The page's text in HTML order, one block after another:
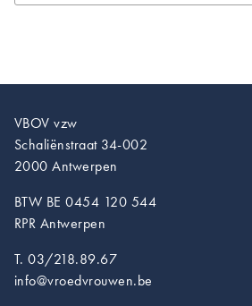
VBOV vzw
Schaliënstraat 34-002
2000 Antwerpen
BTW BE 0454 120 544
RPR Antwerpen
T. 03/218.89.67
info@vroedvrouwen.be